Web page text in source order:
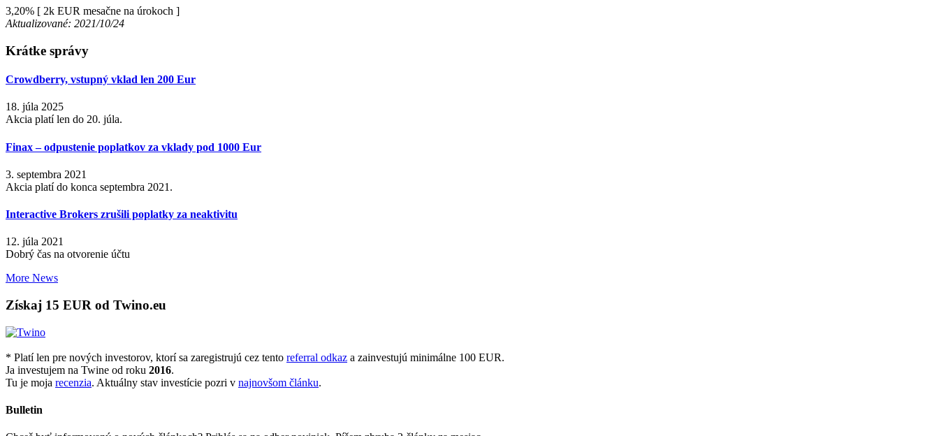
3,20% [ 2k EUR mesačne na úrokoch ]
Aktualizované: 2021/10/24
Krátke správy
Crowdberry, vstupný vklad len 200 Eur
18. júla 2025
Akcia platí len do 20. júla.
Finax – odpustenie poplatkov za vklady pod 1000 Eur
3. septembra 2021
Akcia platí do konca septembra 2021.
Interactive Brokers zrušili poplatky za neaktivitu
12. júla 2021
Dobrý čas na otvorenie účtu
More News
Získaj 15 EUR od Twino.eu
* Platí len pre nových investorov, ktorí sa zaregistrujú cez tento referral odkaz a zainvestujú minimálne 100 EUR.
Ja investujem na Twine od roku 2016.
Tu je moja recenzia. Aktuálny stav investície pozri v najnovšom článku.
Bulletin